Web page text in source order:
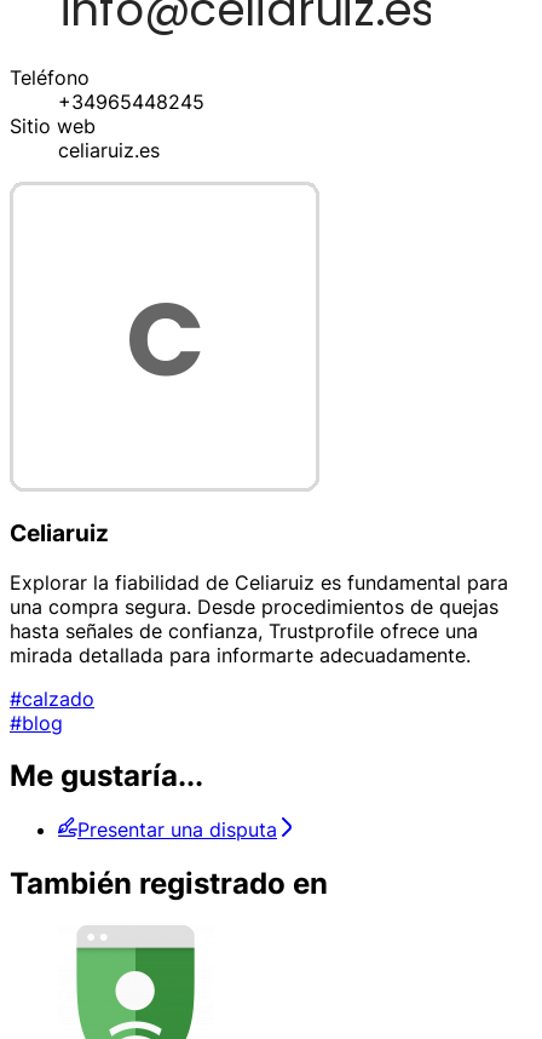
Teléfono
+34965448245
Sitio web
celiaruiz.es
Celiaruiz
Explorar la fiabilidad de Celiaruiz es fundamental para
una compra segura. Desde procedimientos de quejas
hasta señales de confianza, Trustprofile ofrece una
mirada detallada para informarte adecuadamente.
#calzado
#blog
Me gustaría...
Presentar una disputa
También registrado en